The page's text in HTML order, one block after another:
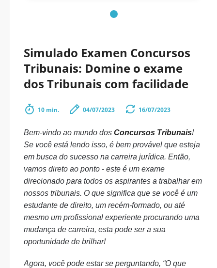
Simulado Examen Concursos
Tribunais: Domine o exame
dos Tribunais com facilidade
10 min. 04/07/2023 16/07/2023
Bem-vindo ao mundo dos Concursos Tribunais!
Se você está lendo isso, é bem provável que esteja
em busca do sucesso na carreira jurídica. Então,
vamos direto ao ponto - este é um exame
direcionado para todos os aspirantes a trabalhar em
nossos tribunais. O que significa que se você é um
estudante de direito, um recém-formado, ou até
mesmo um profissional experiente procurando uma
mudança de carreira, esta pode ser a sua
oportunidade de brilhar!
Agora, você pode estar se perguntando, “O que